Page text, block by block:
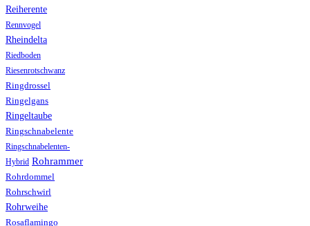
Reiherente
Rennvogel
Rheindelta
Riedboden
Riesenrotschwanz
Ringdrossel
Ringelgans
Ringeltaube
Ringschnabelente
Ringschnabelenten-
Hybrid Rohrammer
Rohrdommel
Rohrschwirl
Rohrweihe
Rosaflamingo